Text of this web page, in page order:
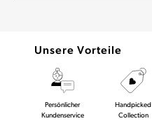
Unsere Vorteile
Persönlicher
Kundenservice
Handpicked
Collection